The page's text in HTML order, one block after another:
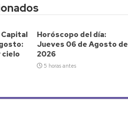
Capital
cielo
Horóscopo del día:
Jueves 06 de Agosto de
2026
5 horas antes